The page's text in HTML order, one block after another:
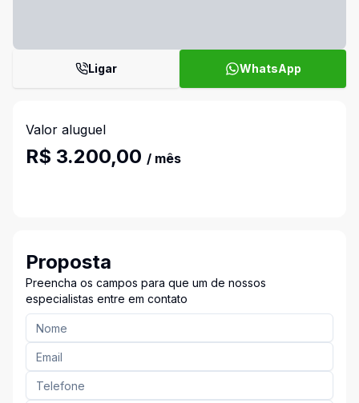
Ligar WhatsApp
Valor aluguel
R$ 3.200,00 / mês
Proposta
Preencha os campos para que um de nossos
especialistas entre em contato